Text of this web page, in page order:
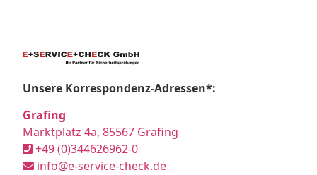
Unsere Korrespondenz-Adressen*:
Grafing
Marktplatz 4a, 85567 Grafing
+49 (0)344626962-0
info@e-service-check.de